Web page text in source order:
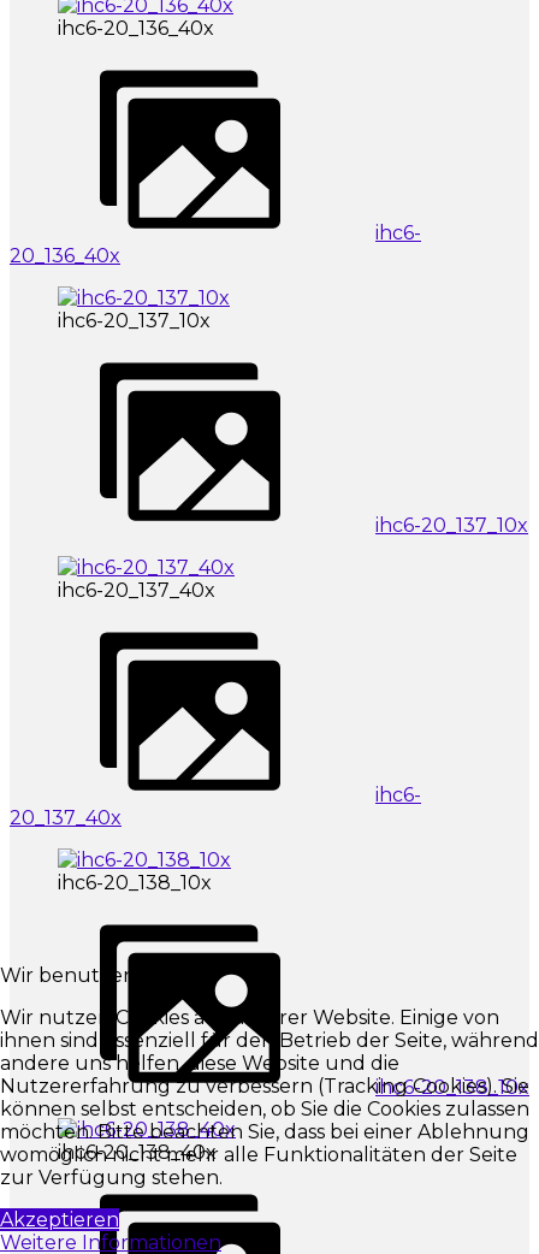
ihc6-20_136_40x
ihc6-
20_136_40x
ihc6-20_137_10x
ihc6-20_137_10x
ihc6-20_137_40x
ihc6-
20_137_40x
ihc6-20_138_10x
ihc6-20_138_10x
ihc6-20_138_40x
Wir benutzen Cookies
Wir nutzen Cookies auf unserer Website. Einige von
ihnen sind essenziell für den Betrieb der Seite, während
andere uns helfen, diese Website und die
Nutzererfahrung zu verbessern (Tracking Cookies). Sie
können selbst entscheiden, ob Sie die Cookies zulassen
möchten. Bitte beachten Sie, dass bei einer Ablehnung
womöglich nicht mehr alle Funktionalitäten der Seite
zur Verfügung stehen.
Akzeptieren
Weitere Informationen